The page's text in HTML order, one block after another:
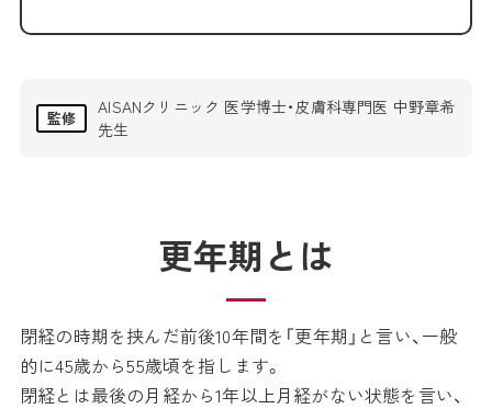
監修
AISANクリニック 医学博士・皮膚科専門医 中野章希
先生
更年期とは
閉経の時期を挟んだ前後10年間を「更年期」と言い、一般
的に45歳から55歳頃を指します。
閉経とは最後の月経から1年以上月経がない状態を言い、